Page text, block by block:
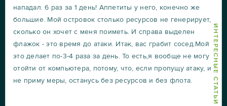
ИНТЕРЕСНЫЕ СТАТЬИ
нападал. 6 раз за 1 день! Аппетиты у него, конечно же
большие. Мой островок столько ресурсов не генерирует,
сколько он хочет с меня поиметь. И справа выделен
флажок - это время до атаки. Итак, вас грабит сосед.Мой
это делает по-3-4 раза за день. То есть,я вообще не могу
отойти от компьютера, потому, что, если пропущу атаку, и
не приму меры, останусь без ресурсов и без флота.